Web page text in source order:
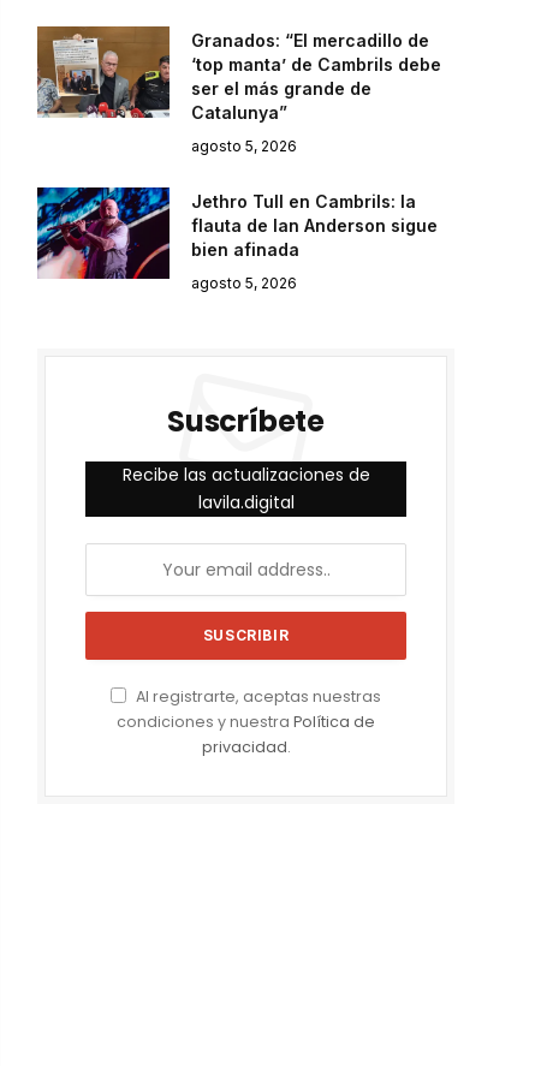
Granados: “El mercadillo de
‘top manta’ de Cambrils debe
ser el más grande de
Catalunya”
agosto 5, 2026
Jethro Tull en Cambrils: la
flauta de Ian Anderson sigue
bien afinada
agosto 5, 2026
Suscríbete
Recibe las actualizaciones de
lavila.digital
Al registrarte, aceptas nuestras
condiciones y nuestra Política de
privacidad.